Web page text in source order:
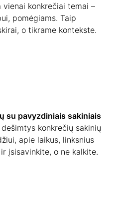
konkrečiai temai –
pomėgiams. Taip
o tikrame kontekste.
su pavyzdiniais sakiniais
konkrečių sakinių
apie laikus, linksnius
įsisavinkite, o ne kalkite.